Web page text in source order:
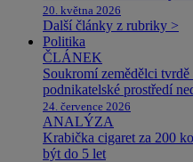
20. května 2026
Další články z rubriky >
Politika
ČLÁNEK
Soukromí zemědělci
podnikatelské prostředí
24. července 2026
ANALÝZA
Krabička cigaret za 200
být do 5 let